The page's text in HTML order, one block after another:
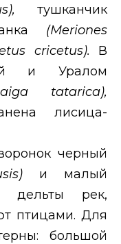
), тушканчик
(Meriones
cricetus). В
и Уралом
tatarica),
лисица-
черный
) и малый
рек,
птицами. Для
большой